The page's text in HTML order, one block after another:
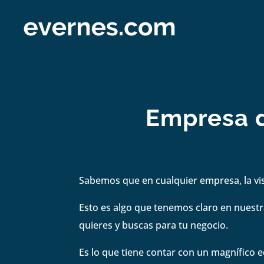
Empresa
Sabemos que en cualquier empresa, la
Esto es algo que tenemos claro en
quieres y buscas para tu negocio.
Es lo que tiene contar con un magnífico